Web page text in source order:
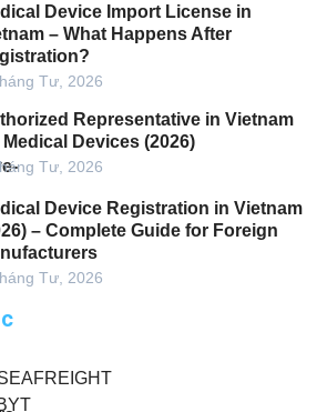
Device Import License in
– What Happens After
Tư, 2026
Representative in Vietnam
Devices (2026)
Tư, 2026
Device Registration in Vietnam
– Complete Guide for Foreign
Tư, 2026